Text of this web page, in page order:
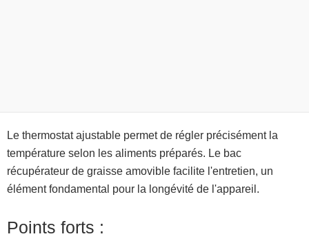
Le thermostat ajustable permet de régler précisément la
température selon les aliments préparés. Le bac
récupérateur de graisse amovible facilite l'entretien, un
élément fondamental pour la longévité de l'appareil.
Points forts :